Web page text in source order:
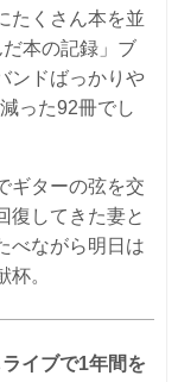
たくさん本を並
本の記録」ブ
ンドばっかりや
った92冊でし
ギターの弦を交
復してきた妻と
べながら明日は
。
イブで1年間を